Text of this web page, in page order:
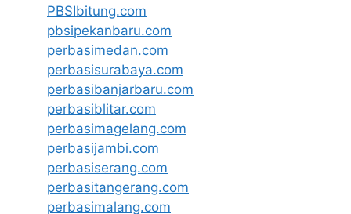
PBSIbitung.com
pbsipekanbaru.com
perbasimedan.com
perbasisurabaya.com
perbasibanjarbaru.com
perbasiblitar.com
perbasimagelang.com
perbasijambi.com
perbasiserang.com
perbasitangerang.com
perbasimalang.com